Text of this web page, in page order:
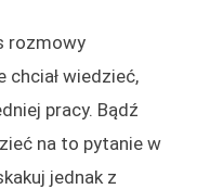
rozmowy
chciał wiedzieć,
pracy. Bądź
na to pytanie w
jednak z